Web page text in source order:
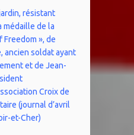
résistant
médaille de la
Freedom », de
ancien soldat ayant
et de Jean-
Croix de
(journal d’avril
et-Cher)